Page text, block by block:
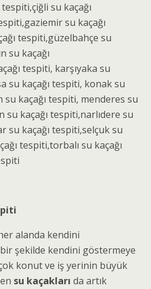
tespiti,çiğli su kaçağı
,gaziemirsu kaçağı
tespiti,güzelbahçe su
su kaçağı
tespiti, karşıyaka su
su kaçağı tespiti, konaksu
su kaçağı tespiti, menderes su
su kaçağı tespiti,narlıdere su
su kaçağı tespiti,selçuksu
tespiti,torbalı su kaçağı
alanda kendini
şekilde kendini göstermeye
konut ve iş yerinin büyük
su kaçakları da artık